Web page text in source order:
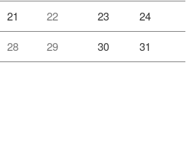
21 22 23 24
28 29 30
31